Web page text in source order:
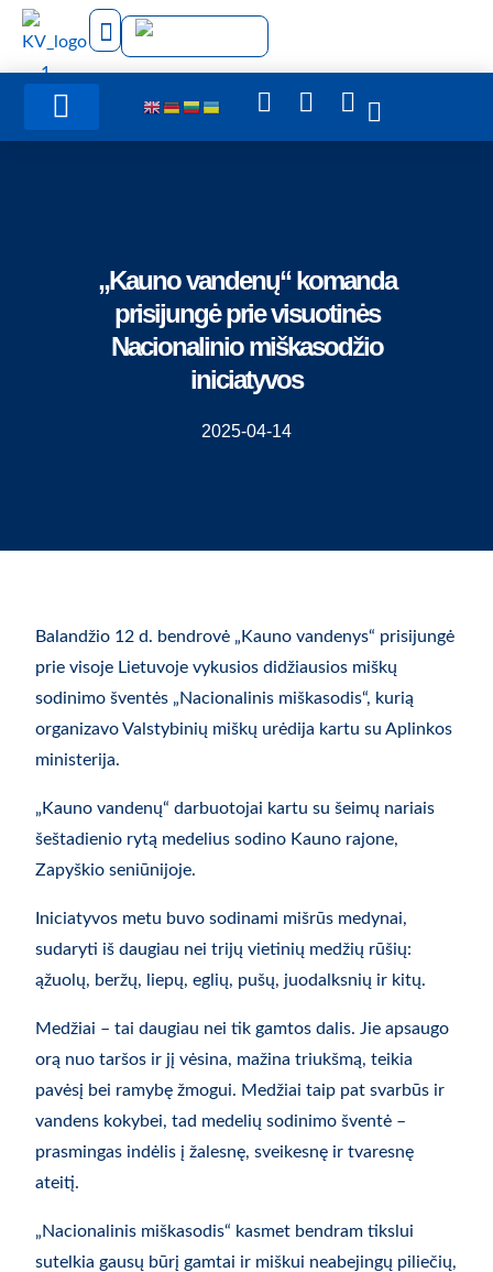
„Kauno vandenų“ komanda
prisijungė prie visuotinės
Nacionalinio miškasodžio
iniciatyvos
2025-04-14
Balandžio 12 d. bendrovė „Kauno vandenys“ prisijungė
prie visoje Lietuvoje vykusios didžiausios miškų
sodinimo šventės „Nacionalinis miškasodis“, kurią
organizavo Valstybinių miškų urėdija kartu su Aplinkos
ministerija.
„Kauno vandenų“ darbuotojai kartu su šeimų nariais
šeštadienio rytą medelius sodino Kauno rajone,
Zapyškio seniūnijoje.
Iniciatyvos metu buvo sodinami mišrūs medynai,
sudaryti iš daugiau nei trijų vietinių medžių rūšių:
ąžuolų, beržų, liepų, eglių, pušų, juodalksnių ir kitų.
Medžiai – tai daugiau nei tik gamtos dalis. Jie apsaugo
orą nuo taršos ir jį vėsina, mažina triukšmą, teikia
pavėsį bei ramybę žmogui. Medžiai taip pat svarbūs ir
vandens kokybei, tad medelių sodinimo šventė –
prasmingas indėlis į žalesnę, sveikesnę ir tvaresnę
ateitį.
„Nacionalinis miškasodis“ kasmet bendram tikslui
sutelkia gausų būrį gamtai ir miškui neabejingų piliečių,